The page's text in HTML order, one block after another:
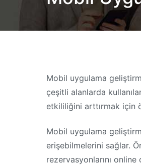
Mobil uygulama
çeşitli alanlarda
etkililiğini arttırmak için
Mobil uygulama
erişebilmelerini sağlar.
rezervasyonlarını online